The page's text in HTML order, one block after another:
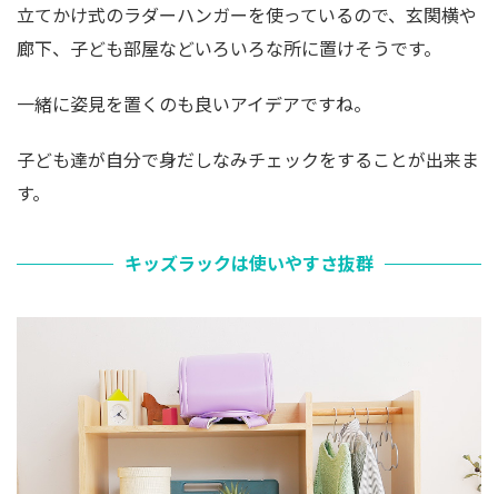
立てかけ式のラダーハンガーを使っているので、玄関横や
廊下、子ども部屋などいろいろな所に置けそうです。
一緒に姿見を置くのも良いアイデアですね。
子ども達が自分で身だしなみチェックをすることが出来ま
す。
キッズラックは使いやすさ抜群